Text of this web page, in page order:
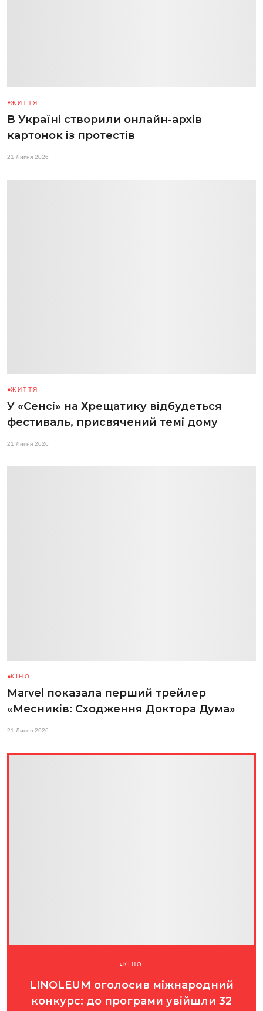
ЖИТТЯ
В Україні створили онлайн-архів
картонок із протестів
21 Липня 2026
ЖИТТЯ
У «Сенсі» на Хрещатику відбудеться
фестиваль, присвячений темі дому
21 Липня 2026
КІНО
Marvel показала перший трейлер
«Месників: Сходження Доктора Дума»
21 Липня 2026
КІНО
LINOLEUM оголосив міжнародний
конкурс: до програми увійшли 32